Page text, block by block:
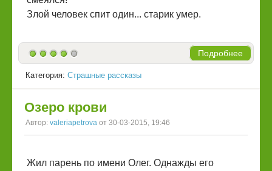
Злой человек спит один... старик умер.
Подробнее
Категория: Страшные рассказы
Озеро крови
Автор: valeriapetrova от 30-03-2015, 19:46
Жил парень по имени Олег. Однажды его